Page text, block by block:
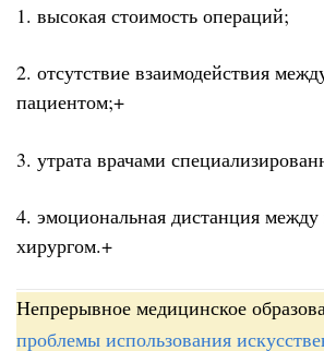
1. высокая стоимость операций;
2. отсутствие взаимодействия
пациентом;+
3. утрата врачами
4. эмоциональная дистанция
хирургом.+
Непрерывное медицинское
проблемы использования